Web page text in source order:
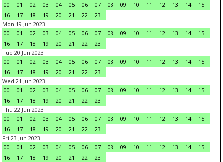
00
01 02 03 04 05 06 07 08 09 10 11 12 13 14
15
16
17 18 19 20 21 22
23
Mon 19 Jun 2023
00
01 02 03 04 05 06 07 08 09 10 11 12 13 14
15
16
17 18 19 20 21 22
23
Tue 20 Jun 2023
00
01 02 03 04 05 06 07 08 09 10 11 12 13 14
15
16
17 18 19 20 21 22
23
Wed 21 Jun 2023
00
01 02 03 04 05 06 07 08 09 10 11 12 13 14
15
16
17 18 19 20 21 22
23
Thu 22 Jun 2023
00
01 02 03 04 05 06 07 08 09 10 11 12 13 14
15
16
17 18 19 20 21 22
23
Fri 23 Jun 2023
00
01 02 03 04 05 06 07 08 09 10 11 12 13 14
15
16
17 18 19 20 21 22
23